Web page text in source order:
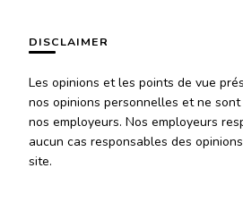
DISCLAIMER
Les opinions et les points de vue
nos opinions personnelles et ne
nos employeurs. Nos employeurs
aucun cas responsables des
site.